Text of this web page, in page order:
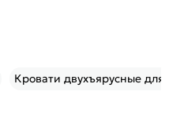
Кровати двухъярусные для